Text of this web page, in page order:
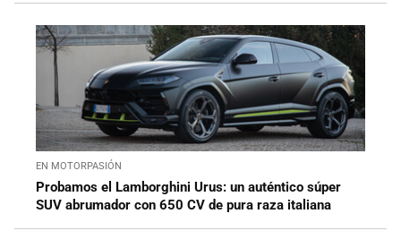
EN MOTORPASIÓN
Probamos el Lamborghini Urus: un auténtico súper
SUV abrumador con 650 CV de pura raza italiana